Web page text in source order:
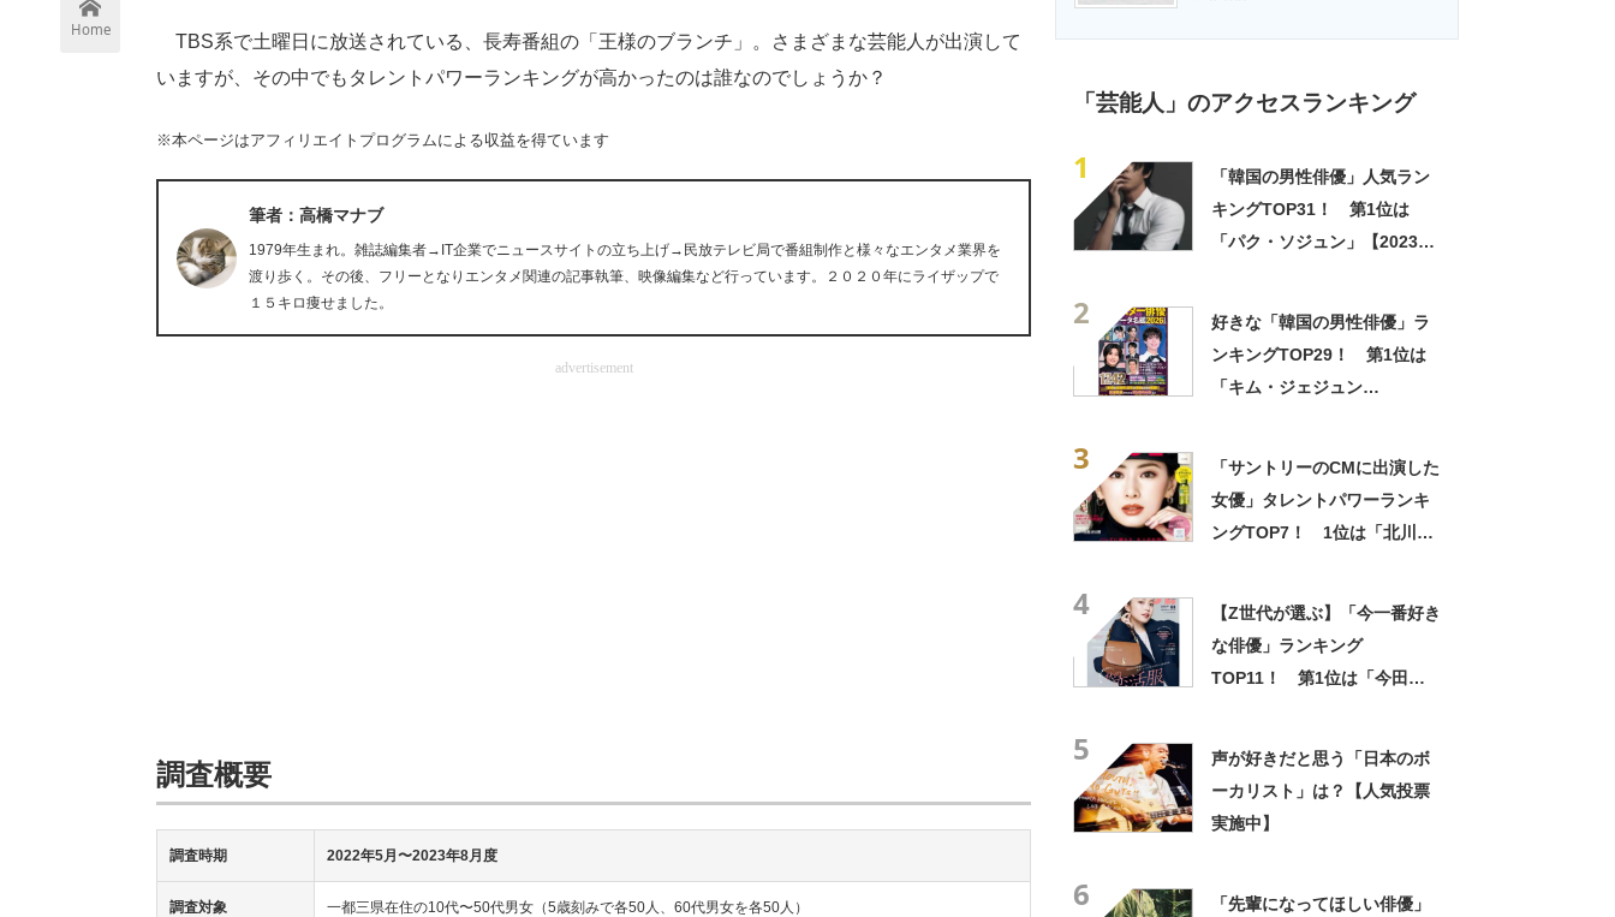
Home
TBS系で土曜日に放送されている、長寿番組の「王様のブランチ」。さまざまな芸能人が出演して
いますが、その中でもタレントパワーランキングが高かったのは誰なのでしょうか？
※本ページはアフィリエイトプログラムによる収益を得ています
筆者：高橋マナブ
1979年生まれ。雑誌編集者→IT企業でニュースサイトの立ち上げ→民放テレビ局で番組制作と様々なエンタメ業界を
渡り歩く。その後、フリーとなりエンタメ関連の記事執筆、映像編集など行っています。２０２０年にライザップで
１５キロ痩せました。
advertisement
調査概要
調査時期 2022年5月〜2023年8月度
調査対象 一都三県在住の10代〜50代男女（5歳刻みで各50人、60代男女を各50人）
「芸能人」のアクセスランキング
1
「韓国の男性俳優」人気ラン
キングTOP31！ 第1位は
「パク・ソジュン」【2023年
2
好きな「韓国の男性俳優」ラ
ンキングTOP29！ 第1位は
「キム・ジェジュン
3
「サントリーのCMに出演した
女優」タレントパワーランキ
ングTOP7！ 1位は「北川景
4
【Z世代が選ぶ】「今一番好き
な俳優」ランキング
TOP11！ 第1位は「今田美
5
声が好きだと思う「日本のボ
ーカリスト」は？【人気投票
実施中】
6
「先輩になってほしい俳優」